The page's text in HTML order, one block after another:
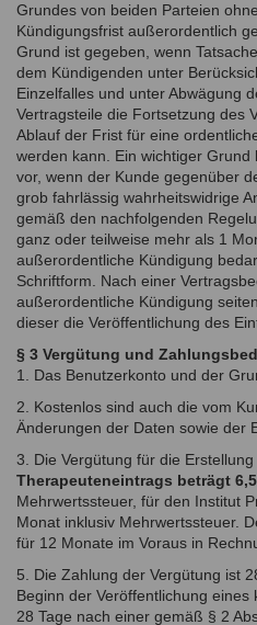
Grundes von beiden Parteien
Kündigungsfrist außerordentlich
Grund ist gegeben, wenn
dem Kündigenden unter
Einzelfalles und unter Abwägung
Vertragsteile die Fortsetzung des
Ablauf der Frist für eine
werden kann. Ein wichtiger
vor, wenn der Kunde gegenüber
grob fahrlässig wahrheitswidrige
gemäß den nachfolgenden
ganz oder teilweise mehr als 1
außerordentliche Kündigung
Schriftform. Nach einer
außerordentliche Kündigung
dieser die Veröffentlichung des
§ 3 Vergütung und
1. Das Benutzerkonto und der
2. Kostenlos sind auch die vom
Änderungen der Daten sowie der
3. Die Vergütung für die
Therapeuteneintrags beträgt
Mehrwertssteuer, für den Institut
Monat inklusiv Mehrwertssteuer.
für 12 Monate im Voraus in
5. Die Zahlung der Vergütung ist
Beginn der Veröffentlichung eines
28 Tage nach einer gemäß § 2